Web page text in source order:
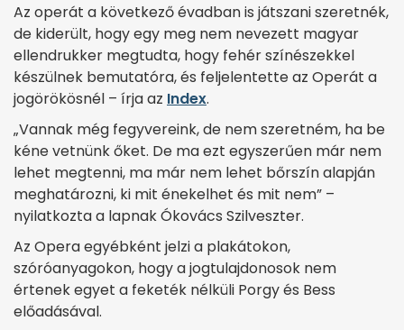
Az operát a következő évadban is játszani szeretnék,
de kiderült, hogy egy meg nem nevezett magyar
ellendrukker megtudta, hogy fehér színészekkel
készülnek bemutatóra, és feljelentette az Operát a
jogörökösnél – írja az Index.
„Vannak még fegyvereink, de nem szeretném, ha be
kéne vetnünk őket. De ma ezt egyszerűen már nem
lehet megtenni, ma már nem lehet bőrszín alapján
meghatározni, ki mit énekelhet és mit nem” –
nyilatkozta a lapnak Ókovács Szilveszter.
Az Opera egyébként jelzi a plakátokon,
szóróanyagokon, hogy a jogtulajdonosok nem
értenek egyet a feketék nélküli Porgy és Bess
előadásával.